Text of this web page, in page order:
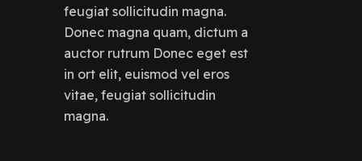
feugiat sollicitudin magna.
Donec magna quam, dictum a
auctor rutrum Donec eget est
in ort elit, euismod vel eros
vitae, feugiat sollicitudin
magna.